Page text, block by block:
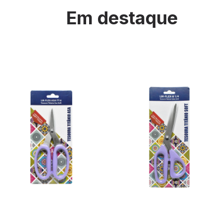
Em destaque